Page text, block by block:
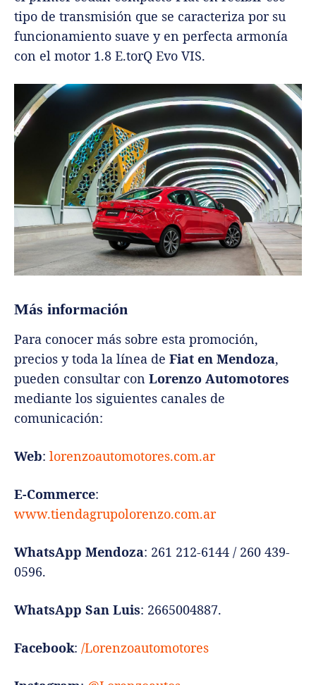
tipo de transmisión que se caracteriza por su
funcionamiento suave y en perfecta armonía
con el motor 1.8 E.torQ Evo VIS.
Más información
Para conocer más sobre esta promoción,
precios y toda la línea de Fiat en Mendoza,
pueden consultar con Lorenzo Automotores
mediante los siguientes canales de
comunicación:
Web: lorenzoautomotores.com.ar
E-Commerce:
www.tiendagrupolorenzo.com.ar
WhatsApp Mendoza: 261 212-6144 / 260 439-
0596.
WhatsApp San Luis: 2665004887.
Facebook: /Lorenzoautomotores